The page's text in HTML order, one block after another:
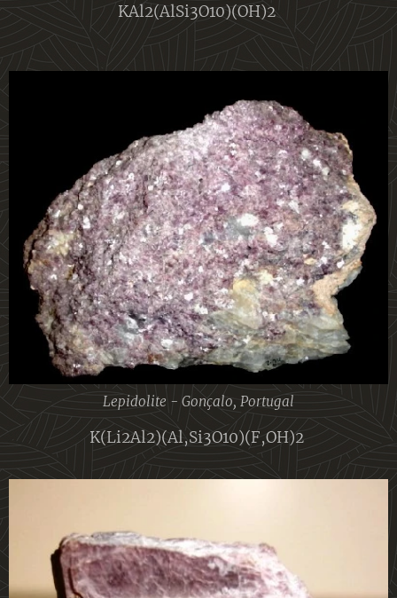
KAl2(AlSi3O10)(OH)2
Lepidolite - Gonçalo, Portugal
K(Li2Al2)(Al,Si3O10)(F,OH)2